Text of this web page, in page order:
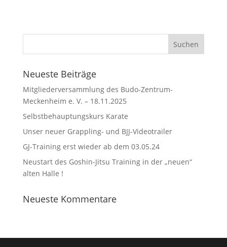
Neueste Beiträge
Mitgliederversammlung des Budo-Zentrum-
Meckenheim e. V. – 18.11.2025
Selbstbehauptungskurs Karate
Unser neuer Grappling- und BJJ-Videotrailer
GJ-Training erst wieder ab dem 03.05.24
Neustart des Goshin-Jitsu Training in der „neuen“
alten Halle !
Neueste Kommentare